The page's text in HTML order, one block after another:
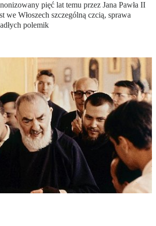
pięć lat temu przez Jana Pawła II
we Włoszech szczególną czcią, sprawa
polemik